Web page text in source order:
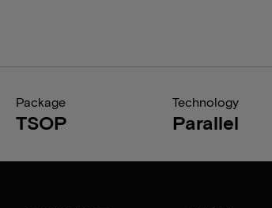
Package
TSOP
Technology
Parallel